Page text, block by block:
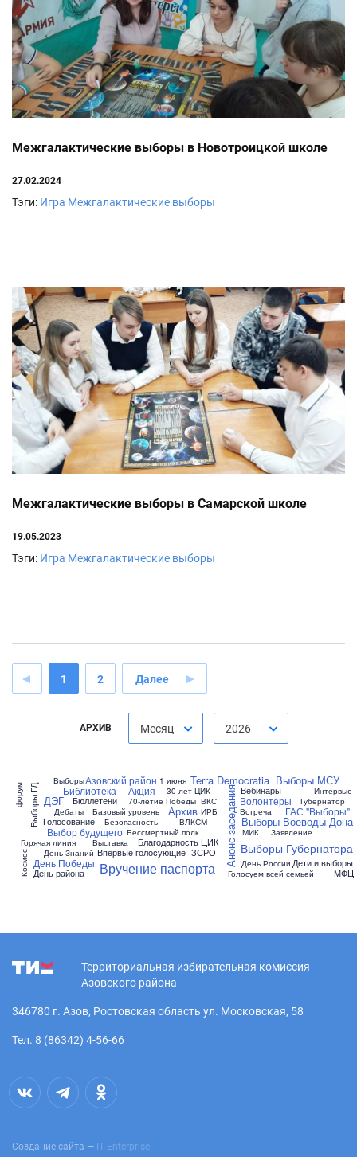
Межгалактические выборы в Новотроицкой школе
27.02.2024
Тэги: Игра Межгалактические выборы
Межгалактические выборы в Самарской школе
19.05.2023
Тэги: Игра Межгалактические выборы
1 2 Далее
АРХИВ Месяц 2026
1 июня
30 лет ЦИК
70-летие Победы
Terra Democratia
Азовский район
Акция Анонс заседания
Архив
Базовый уровень
Безопасность
Бессмертный полк
Библиотека
Благодарность ЦИК
Бюллетени
ВКС
ВЛКСМ
Вебинары
Волонтеры
Впервые голосующие
Вручение паспорта
Встреча
Выбор будущего
Выборы
Выборы Воеводы Дона
Выборы ГД
Выборы Губернатора
Выборы МСУ
Выставка
ГАС "Выборы"
Голосование
Голосуем всей семьей
Горячая линия
Губернатор
ДЭГ
Дебаты
День Знаний
День Победы День России
День района
Дети и выборы
ЗСРО
Заявление
ИРБ
Интервью
Космос
МИК
МФЦ
форум
Территориальная избирательная комиссия
Азовского района
346780 г. Азов, Ростовская область ул. Московская, 58
Тел. 8 (86342) 4-56-66
Создание сайта — IT Enterprise